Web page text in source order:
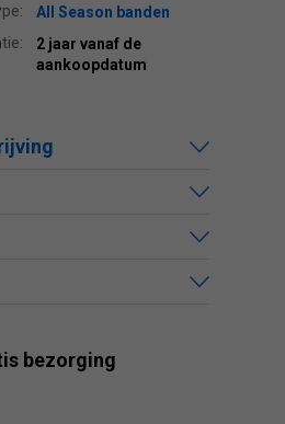
All Season banden
2 jaar vanaf de
aankoopdatum
bezorging